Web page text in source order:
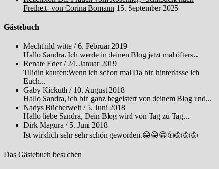
Freiheit- von Corina Bomann 15. September 2025
Gästebuch
Mechthild witte /6. Februar 2019
Hallo Sandra. Ich werde in deinen Blog jetzt mal öfters...
Renate Eder/ 24. Januar 2019
Tilidin kaufen:Wenn ich schon mal Da bin hinterlasse ich
Euch...
Gaby Kickuth / 10. August 2018
Hallo Sandra, ich bin ganz begeistert von deinem Blog und...
Nadys Bücherwelt / 5. Juni 2018
Hallo liebe Sandra, Dein Blog wird von Tag zu Tag...
Dirk Magura / 5. Juni 2018
Ist wirklich sehr sehr schön geworden.😁😁😁👍👍👍👍
Das Gästebuch besuchen